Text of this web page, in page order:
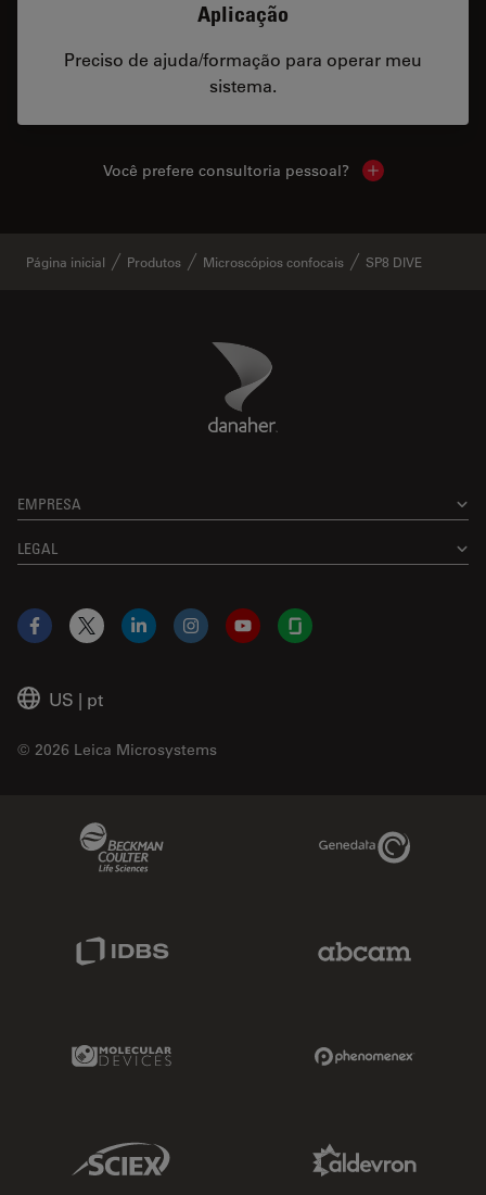
Aplicação
Preciso de ajuda/formação para operar meu
sistema.
Você prefere consultoria pessoal? Show local
Página inicial Produtos Microscópios confocais SP8 DIVE
Danaher Logo
EMPRESA
LEGAL
US | pt
© 2026 Leica Microsystems
Facebook
X LinkedInInstagramYouTubeGlassdoor
Genedata Link
Molecular Devices Link
Sciex Link